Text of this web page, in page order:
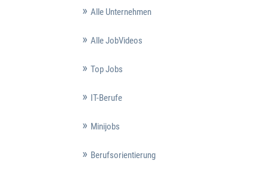
Alle Unternehmen
Alle JobVideos
Top Jobs
IT-Berufe
Minijobs
Berufsorientierung